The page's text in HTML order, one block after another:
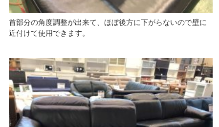
首部分の角度調整が出来て、ほぼ後方に下がらないので壁に
近付けて使用できます。